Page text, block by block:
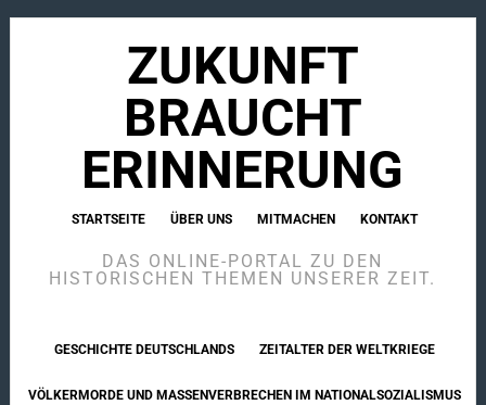
ZUKUNFT
BRAUCHT
ERINNERUNG
STARTSEITE ÜBER UNS MITMACHEN KONTAKT
DAS ONLINE-PORTAL ZU DEN
HISTORISCHEN THEMEN UNSERER ZEIT.
GESCHICHTE DEUTSCHLANDS ZEITALTER DER WELTKRIEGE
VÖLKERMORDE UND MASSENVERBRECHEN IM NATIONALSOZIALISMUS